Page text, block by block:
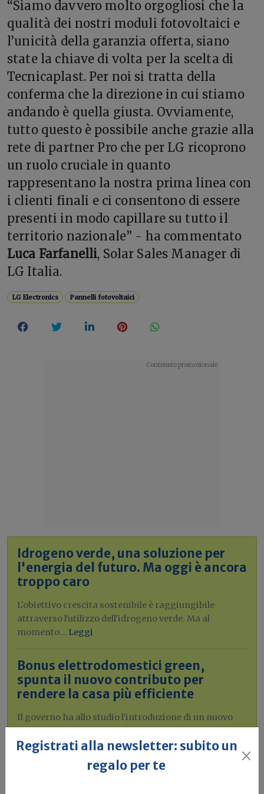
“Siamo davvero molto orgogliosi che la
qualità dei nostri moduli fotovoltaici e
l’unicità della garanzia offerta, siano
state la chiave di volta per la scelta di
Tecnicaplast. Per noi si tratta della
conferma che la direzione in cui stiamo
andando è quella giusta. Ovviamente,
tutto questo è possibile anche grazie alla
rete di partner Proche per LG ricoprono
un ruolo cruciale in quanto
rappresentano la nostra prima linea con
i clienti finali e ci consentono di essere
presenti in modo capillare su tutto il
territorio nazionale” - ha commentato
Luca Farfanelli, Solar Sales Manager di
LG Italia.
LG Electronics Pannelli fotovoltaici
Idrogeno verde, una soluzione per
l'energia del futuro. Ma oggi è ancora
troppo caro
L'obiettivo crescita sostenibile è raggiungibile
attraverso l'utilizzo dell'idrogeno verde. Ma al
momento... Leggi
Bonus elettrodomestici green,
spunta il nuovo contributo per
rendere la casa più efficiente
Il governo ha allo studio l'introduzione di un nuovo
bonus elettrodomestici, che...Leggi
Potrebbe interessarti
Registrati alla newsletter: subito un
regalo per te